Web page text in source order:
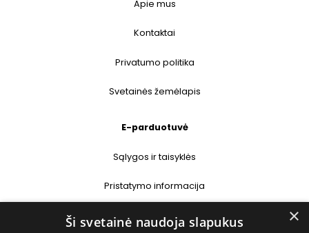
Apie mus
Kontaktai
Privatumo politika
Svetainės žemėlapis
E-parduotuvė
Sąlygos ir taisyklės
Pristatymo informacija
Prekių grąžinimas ×
Ši svetainė naudoja slapukus